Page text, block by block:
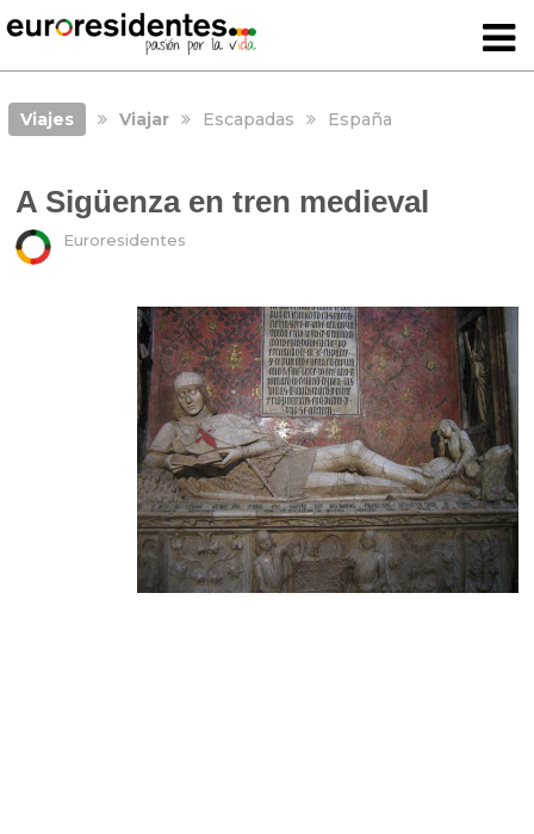
Viajes Viajar Escapadas España
A Sigüenza en tren medieval
Euroresidentes